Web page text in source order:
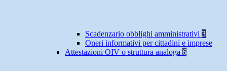
Scadenzario obblighi amministrativi 3
Oneri informativi per cittadini e imprese
Attestazioni OIV o struttura analoga 6